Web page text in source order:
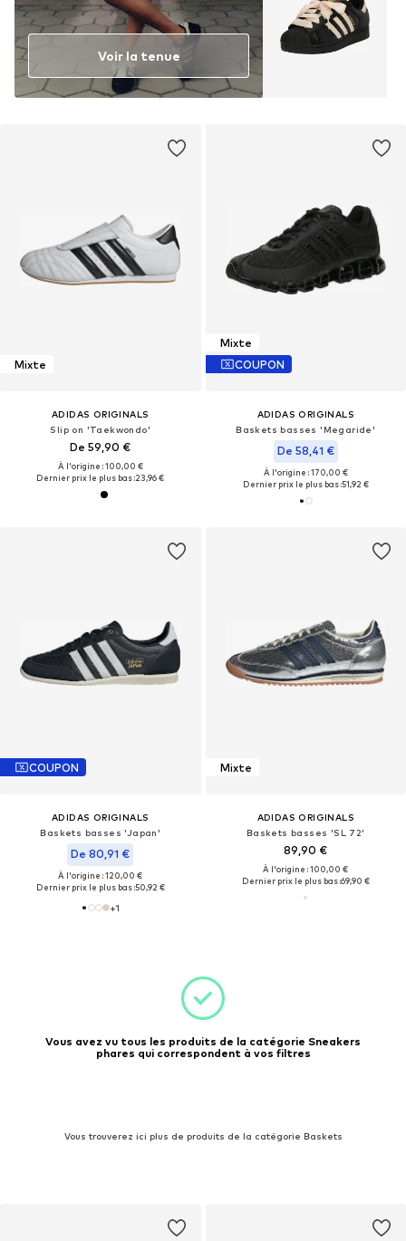
Voir la tenue
Mixte
ADIDAS ORIGINALS
Slip on 'Taekwondo'
De 59,90 €
À l'origine : 100,00 €
Dernier prix le plus bas :23,96 €
Mixte
COUPON
ADIDAS ORIGINALS
Baskets basses 'Megaride'
De 58,41 €
À l'origine : 170,00 €
Dernier prix le plus bas :51,92 €
COUPON
ADIDAS ORIGINALS
Baskets basses 'Japan'
De 80,91 €
À l'origine : 120,00 €
Dernier prix le plus bas :50,92 €
+1
Mixte
ADIDAS ORIGINALS
Baskets basses 'SL 72'
89,90 €
À l'origine : 100,00 €
Dernier prix le plus bas :69,90 €
Vous avez vu tous les produits de la catégorie Sneakers
phares qui correspondent à vos filtres
Vous trouverez ici plus de produits de la catégorie Baskets